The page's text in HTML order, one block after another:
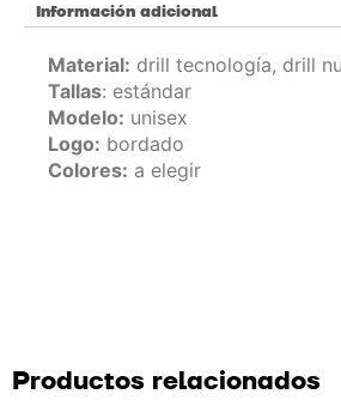
Información adicional
Material: drill tecnología, drill
Tallas: estándar
Modelo: unisex
Logo: bordado
Colores: a elegir
Productos relacionados